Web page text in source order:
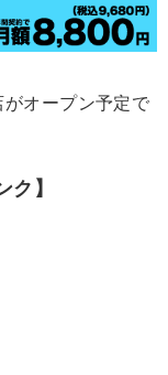
がオープン予定で
ク】